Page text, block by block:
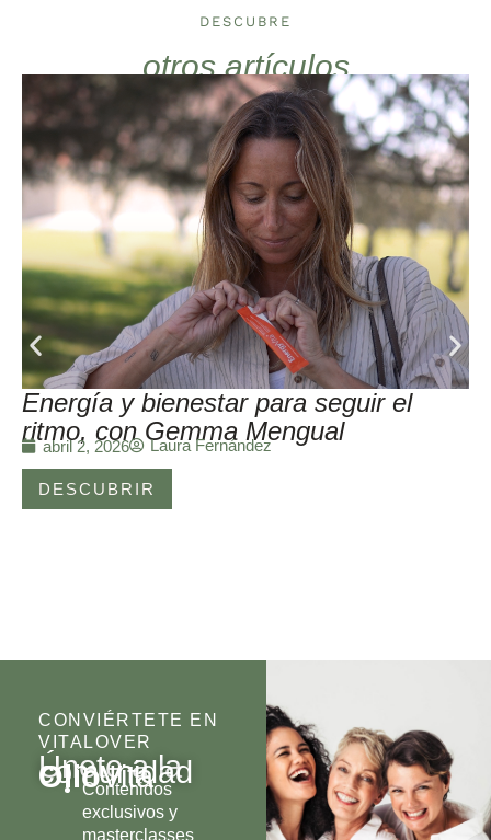
DESCUBRE
otros artículos
Energía y bienestar para seguir el
ritmo, con Gemma Mengual
abril 2, 2026 Laura Fernández
DESCUBRIR
CONVIÉRTETE EN
VITALOVER
Únete a la
comunidad
OlioVita
Contenidos
exclusivos y
masterclasses